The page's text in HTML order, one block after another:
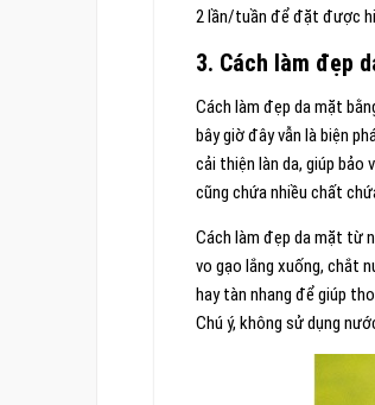
2 lần/tuần để đặt được
3. Cách làm đẹp
Cách làm đẹp da mặt
bây giờ đây vẫn là biện
cải thiện làn da, giúp bảo
cũng chứa nhiều chất
Cách làm đẹp da mặt từ
vo gạo lắng xuống, chắt
hay tàn nhang để giúp
Chú ý, không sử dụng